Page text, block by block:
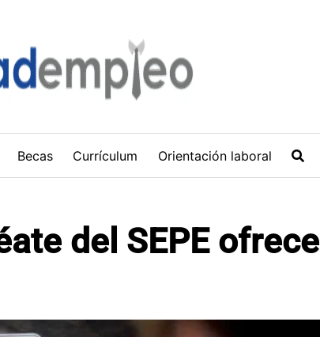
Becas Currículum Orientación laboral
del SEPE ofrece